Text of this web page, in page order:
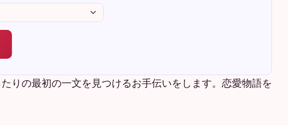
りの最初の一文を見つけるお手伝いをします。恋愛物語を